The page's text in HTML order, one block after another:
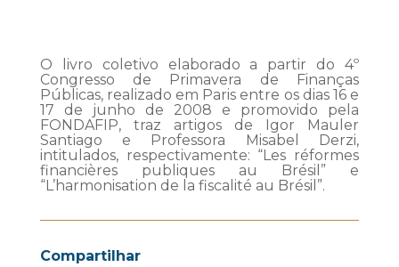
O livro coletivo elaborado a partir do 4º
Congresso de Primavera de Finanças
Públicas, realizado em Paris entre os dias 16 e
17 de junho de 2008 e promovido pela
FONDAFIP, traz artigos de Igor Mauler
Santiago e Professora Misabel Derzi,
intitulados, respectivamente: “Les réformes
financières publiques au Brésil” e
“L’harmonisation de la fiscalité au Brésil”.
Compartilhar